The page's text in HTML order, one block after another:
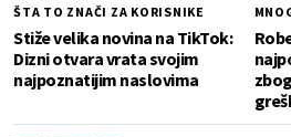
ŠTA TO ZNAČI ZA KORISNIKE
Stiže velika novina na TikTok:
Dizni otvara vrata svojim
najpoznatijim naslovima